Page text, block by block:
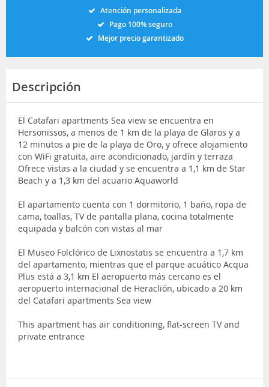
Atención personalizada
Pago 100% seguro
Mejor precio garantizado
Descripción
El Catafari apartments Sea view se encuentra en
Hersonissos, a menos de 1 km de la playa de Glaros y a
12 minutos a pie de la playa de Oro, y ofrece alojamiento
con WiFi gratuita, aire acondicionado, jardín y terraza
Ofrece vistas a la ciudad y se encuentra a 1,1 km de Star
Beach y a 1,3 km del acuario Aquaworld
El apartamento cuenta con 1 dormitorio, 1 baño, ropa de
cama, toallas, TV de pantalla plana, cocina totalmente
equipada y balcón con vistas al mar
El Museo Folclórico de Lixnostatis se encuentra a 1,7 km
del apartamento, mientras que el parque acuático Acqua
Plus está a 3,1 km El aeropuerto más cercano es el
aeropuerto internacional de Heraclión, ubicado a 20 km
del Catafari apartments Sea view
This apartment has air conditioning, flat-screen TV and
private entrance